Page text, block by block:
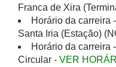
Franca de Xira
Horário da carreira
Santa Iria (Estação)
Horário da carreira
Circular - VER